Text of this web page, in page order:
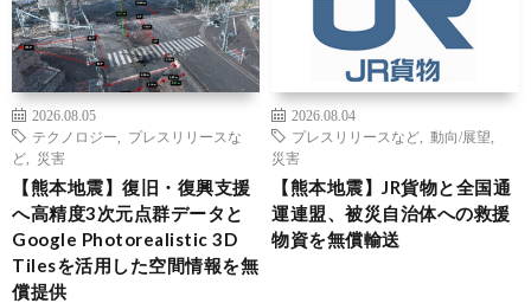
2026.08.05
テクノロジー
プレスリリースな
ど
災害
【熊本地震】復旧・復興支援
へ高精度3次元点群データと
Google Photorealistic 3D
Tilesを活用した空間情報を無
償提供
2026.08.04
プレスリリースなど
動向/展望
災害
【熊本地震】JR貨物と全国通
運連盟、被災自治体への救援
物資を無償輸送